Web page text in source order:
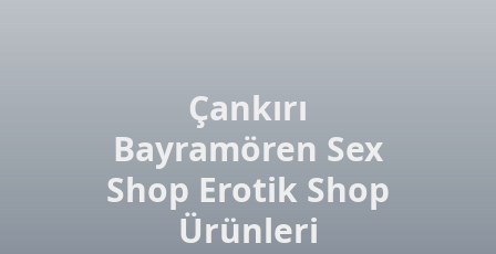
Çankırı
Bayramören Sex
Shop Erotik Shop
Ürünleri